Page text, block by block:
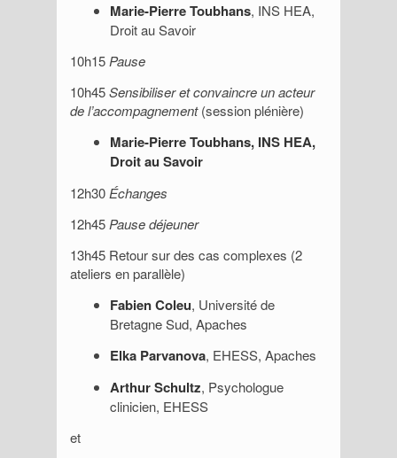
Marie-Pierre Toubhans, INS HEA,
Droit au Savoir
10h15 Pause
10h45Sensibiliser et convaincre un acteur
de l’accompagnement(session plénière)
Marie-Pierre Toubhans, INS HEA,
Droit au Savoir
12h30 Échanges
12h45 Pause déjeuner
13h45 Retour sur des cas complexes (2
ateliers en parallèle)
Fabien Coleu, Université de
Bretagne Sud, Apaches
Elka Parvanova, EHESS, Apaches
Arthur Schultz, Psychologue
clinicien, EHESS
et